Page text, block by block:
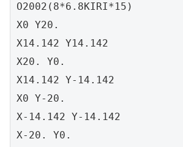
O2002(8*6.8KIRI*15)
X0 Y20.
X14.142 Y14.142
X20. Y0.
X14.142 Y-14.142
X0 Y-20.
X-14.142 Y-14.142
X-20. Y0.